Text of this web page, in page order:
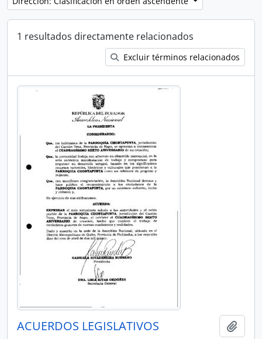
1 resultados directamente relacionados
Excluir términos relacionados
ACUERDOS LEGISLATIVOS